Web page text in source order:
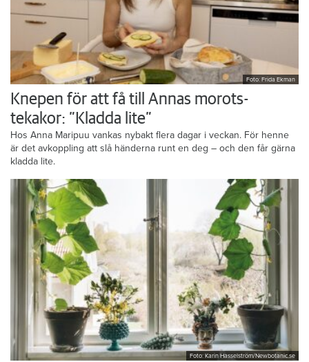
Foto: Frida Ekman
Knepen för att få till Annas morots-
tekakor: ”Kladda lite”
Hos Anna Maripuu vankas nybakt flera dagar i veckan. För henne
är det avkoppling att slå händerna runt en deg – och den får gärna
kladda lite.
Foto: Karin Hasselström/Newbotanic.se